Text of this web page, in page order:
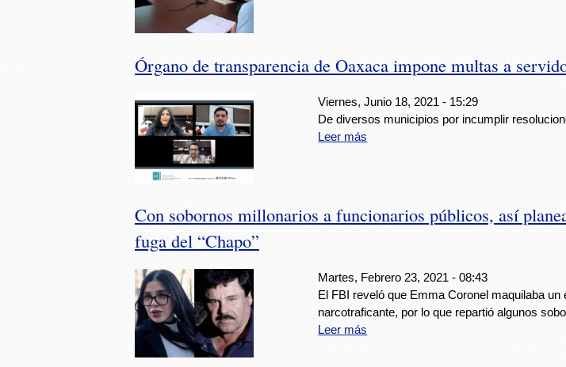
Órgano de transparencia de Oaxaca impone multas a
Viernes, Junio 18, 2021 - 15:29
De diversos municipios por incumplir
Leer más
Con sobornos millonarios a funcionarios públicos, así
fuga del “Chapo”
Martes, Febrero 23, 2021 - 08:43
El FBI reveló que Emma Coronel maquilaba un
narcotraficante, por lo que repartió algunos
Leer más